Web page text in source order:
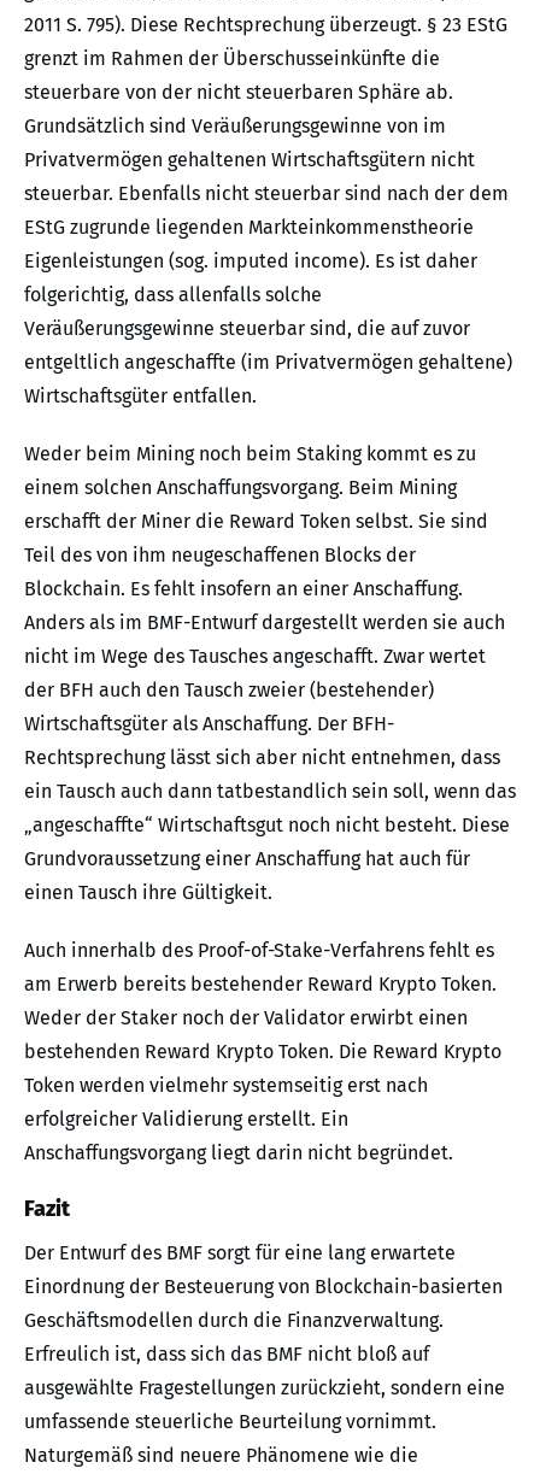
2011 S. 795). Diese Rechtsprechung überzeugt. § 23 EStG
grenzt im Rahmen der Überschusseinkünfte die
steuerbare von der nicht steuerbaren Sphäre ab.
Grundsätzlich sind Veräußerungsgewinne von im
Privatvermögen gehaltenen Wirtschaftsgütern nicht
steuerbar. Ebenfalls nicht steuerbar sind nach der dem
EStG zugrunde liegenden Markteinkommenstheorie
Eigenleistungen (sog. imputed income). Es ist daher
folgerichtig, dass allenfalls solche
Veräußerungsgewinne steuerbar sind, die auf zuvor
entgeltlich angeschaffte (im Privatvermögen gehaltene)
Wirtschaftsgüter entfallen.
Weder beim Mining noch beim Staking kommt es zu
einem solchen Anschaffungsvorgang. Beim Mining
erschafft der Miner die Reward Token selbst. Sie sind
Teil des von ihm neugeschaffenen Blocks der
Blockchain. Es fehlt insofern an einer Anschaffung.
Anders als im BMF-Entwurf dargestellt werden sie auch
nicht im Wege des Tausches angeschafft. Zwar wertet
der BFH auch den Tausch zweier (bestehender)
Wirtschaftsgüter als Anschaffung. Der BFH-
Rechtsprechung lässt sich aber nicht entnehmen, dass
ein Tausch auch dann tatbestandlich sein soll, wenn das
„angeschaffte“ Wirtschaftsgut noch nicht besteht. Diese
Grundvoraussetzung einer Anschaffung hat auch für
einen Tausch ihre Gültigkeit.
Auch innerhalb des Proof-of-Stake-Verfahrens fehlt es
am Erwerb bereits bestehender Reward Krypto Token.
Weder der Staker noch der Validator erwirbt einen
bestehenden Reward Krypto Token. Die Reward Krypto
Token werden vielmehr systemseitig erst nach
erfolgreicher Validierung erstellt. Ein
Anschaffungsvorgang liegt darin nicht begründet.
Fazit
Der Entwurf des BMF sorgt für eine lang erwartete
Einordnung der Besteuerung von Blockchain-basierten
Geschäftsmodellen durch die Finanzverwaltung.
Erfreulich ist, dass sich das BMF nicht bloß auf
ausgewählte Fragestellungen zurückzieht, sondern eine
umfassende steuerliche Beurteilung vornimmt.
Naturgemäß sind neuere Phänomene wie die